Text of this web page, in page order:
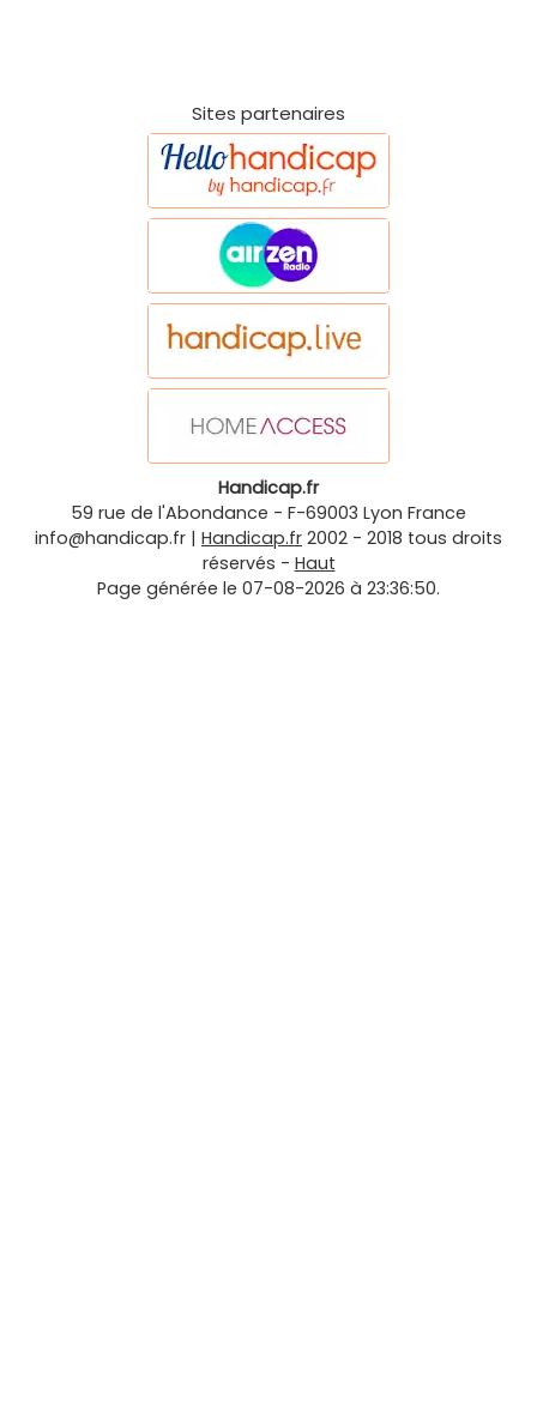
Sites partenaires
Handicap.fr
59 rue de l'Abondance - F-69003 Lyon France
info@handicap.fr | Handicap.fr 2002 - 2018 tous droits
réservés - Haut
Page générée le 07-08-2026 à 23:36:50.